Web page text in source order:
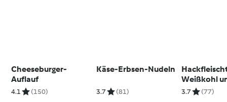
Cheeseburger-
Auflauf
4.1 (150)
Käse-Erbsen-Nudeln
3.7 (81)
Weißkohl
3.7 (77)